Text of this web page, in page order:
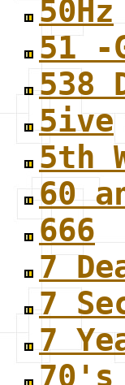
50Hz
51 -
538
5ive
5th
60
666
7
7
7
70's